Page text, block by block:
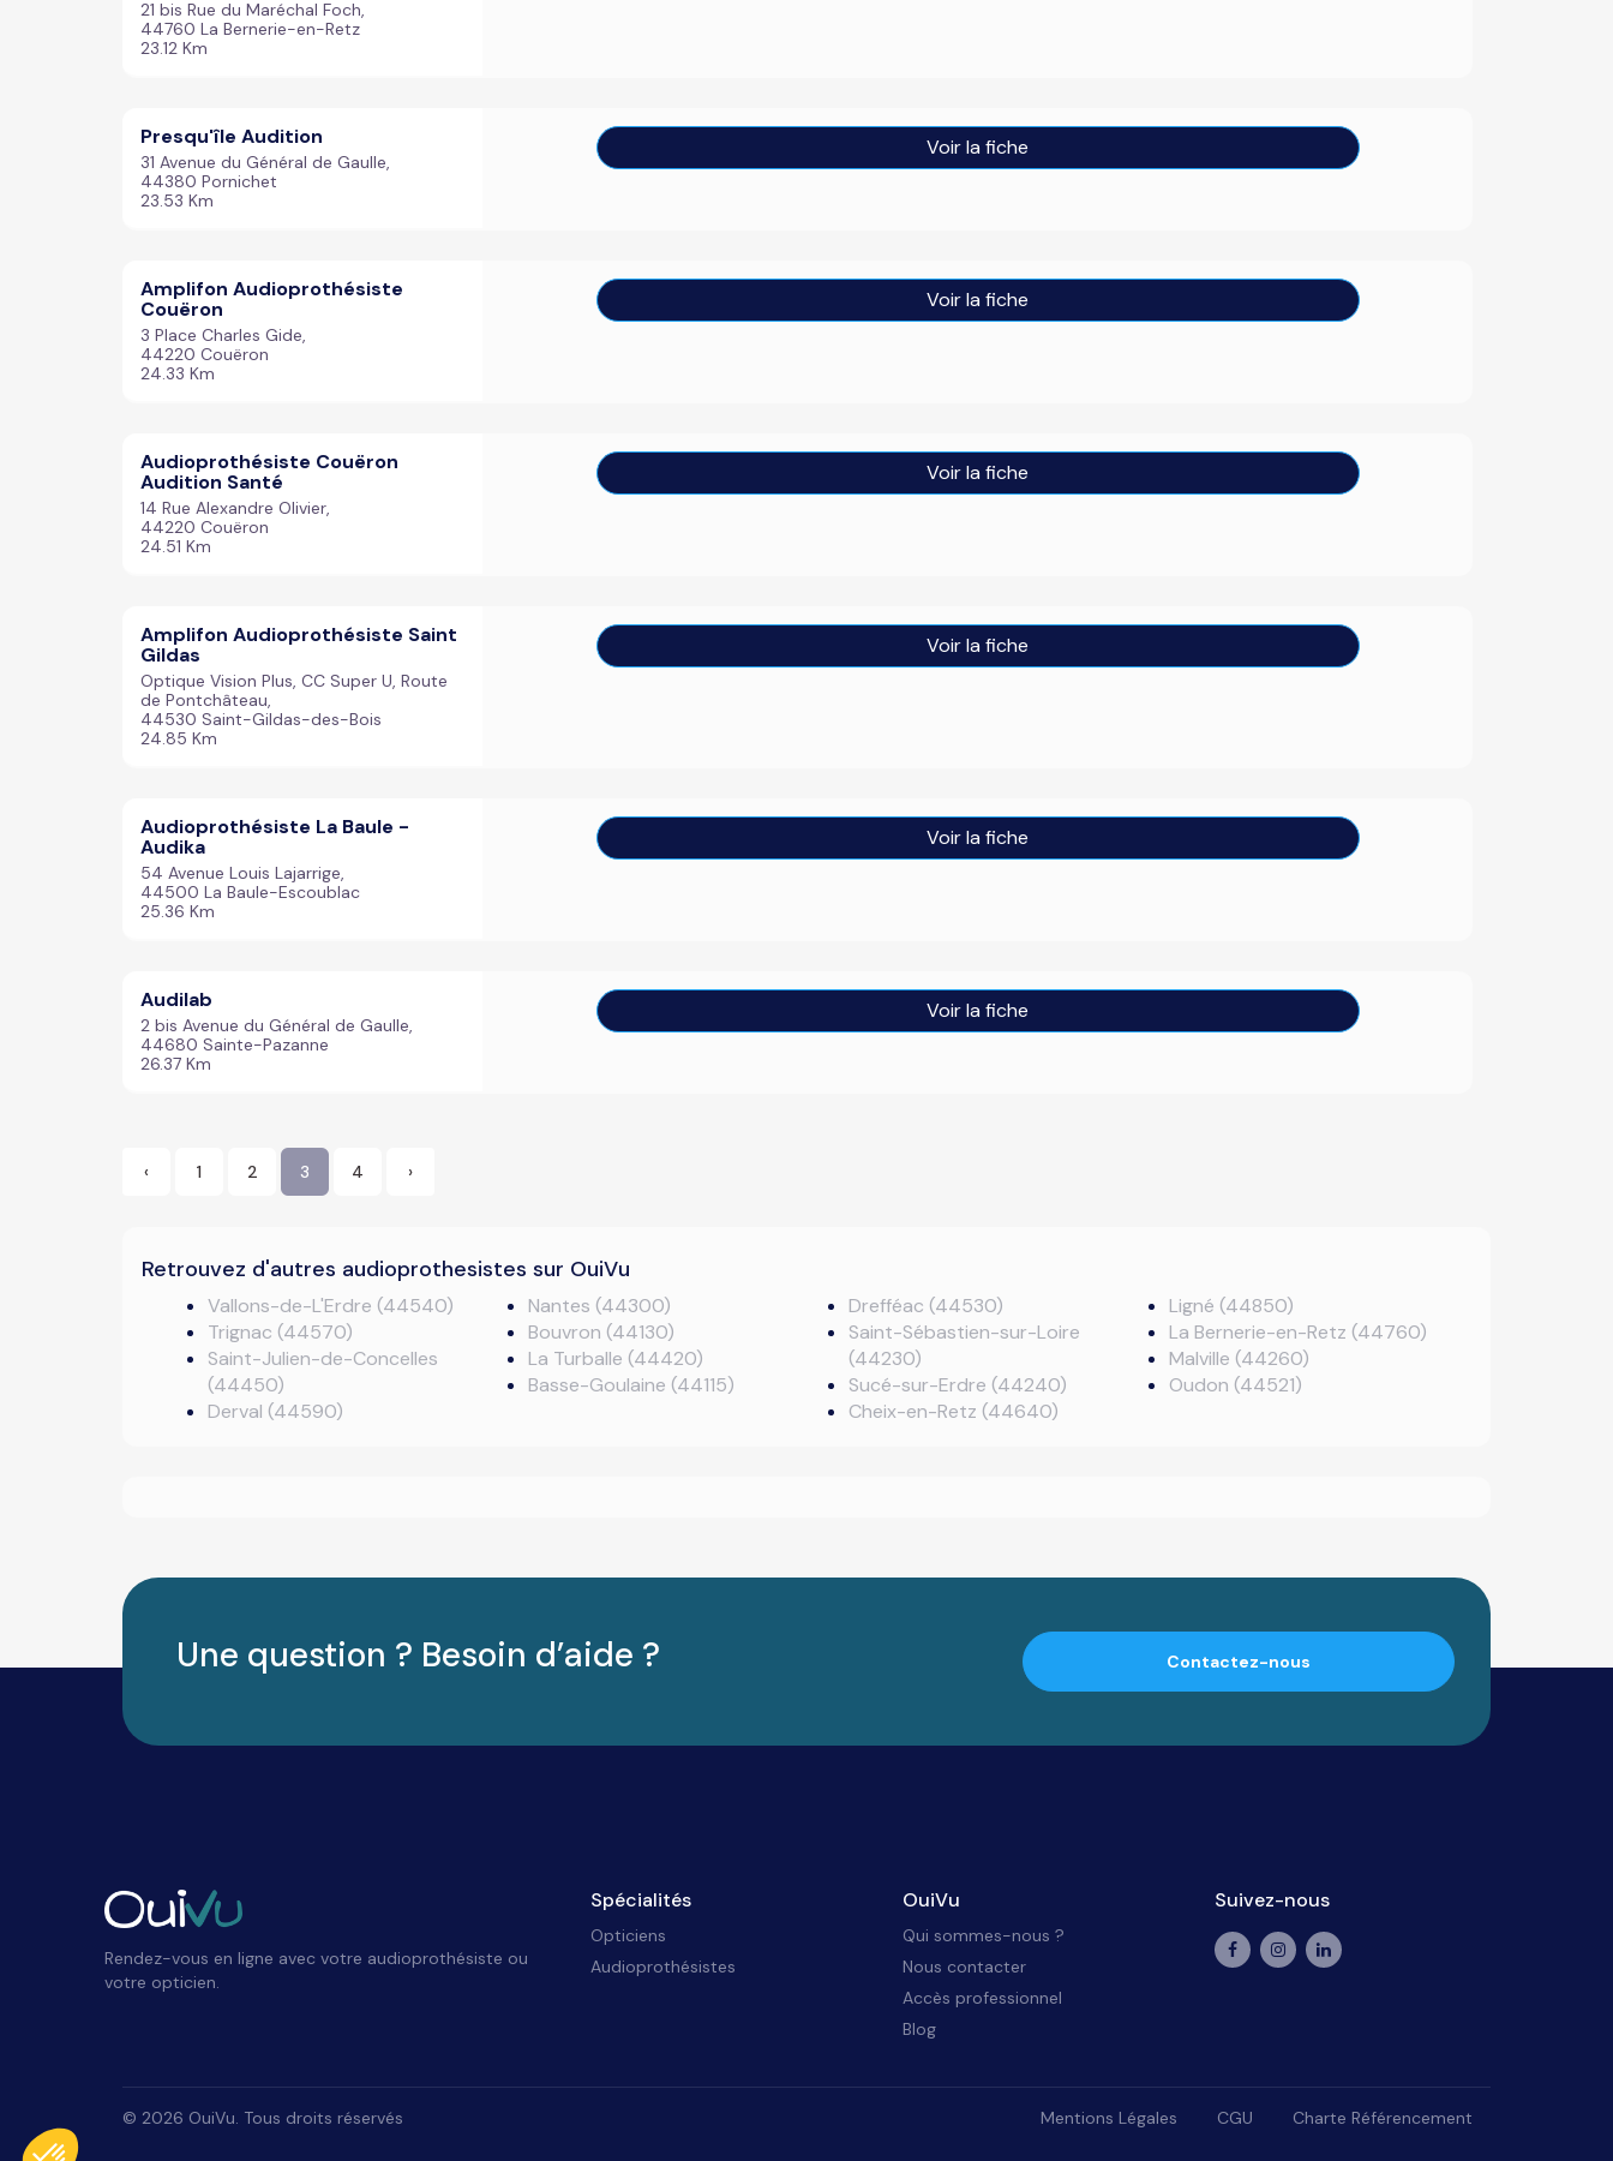
21 bis Rue du Maréchal Foch,
44760 La Bernerie-en-Retz
23.12 Km
Presqu'île Audition
31 Avenue du Général de Gaulle,
44380 Pornichet
23.53 Km
Voir la fiche
Amplifon Audioprothésiste
Couëron
3 Place Charles Gide,
44220 Couëron
24.33 Km
Voir la fiche
Audioprothésiste Couëron
Audition Santé
14 Rue Alexandre Olivier,
44220 Couëron
24.51 Km
Voir la fiche
Amplifon Audioprothésiste Saint
Gildas
Optique Vision Plus, CC Super U, Route
de Pontchâteau,
44530 Saint-Gildas-des-Bois
24.85 Km
Voir la fiche
Audioprothésiste La Baule -
Audika
54 Avenue Louis Lajarrige,
44500 La Baule-Escoublac
25.36 Km
Voir la fiche
Audilab
2 bis Avenue du Général de Gaulle,
44680 Sainte-Pazanne
26.37 Km
Voir la fiche
‹ 1 2 3 4 ›
Retrouvez d'autres audioprothesistes sur OuiVu
Vallons-de-L'Erdre (44540)
Trignac (44570)
Saint-Julien-de-Concelles
(44450)
Derval (44590)
Nantes (44300)
Bouvron (44130)
La Turballe (44420)
Basse-Goulaine (44115)
Drefféac (44530)
Saint-Sébastien-sur-Loire
(44230)
Sucé-sur-Erdre (44240)
Cheix-en-Retz (44640)
Ligné (44850)
La Bernerie-en-Retz (44760)
Malville (44260)
Oudon (44521)
Une question ? Besoin d’aide ? Contactez-nous
Rendez-vous en ligne avec votre audioprothésiste ou
votre opticien.
Spécialités
Opticiens
Audioprothésistes
OuiVu
Qui sommes-nous ?
Nous contacter
Accès professionnel
Blog
Suivez-nous
© 2026 OuiVu. Tous droits réservés Mentions Légales CGU Charte Référencement
Axeptio consent
Plateforme de Gestion du Consentement : Personnalisez vos Options
Notre plateforme vous permet d'adapter et de gérer vos paramètres de confidentialité, en garantissant la conformité avec les réglementations. Personnalisez vos préférences pour contrôler la manière dont vos informations sont